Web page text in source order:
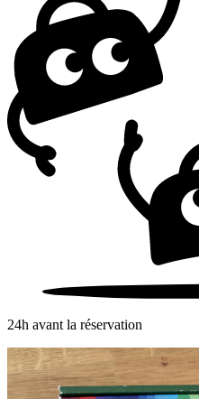
24h avant la réservation